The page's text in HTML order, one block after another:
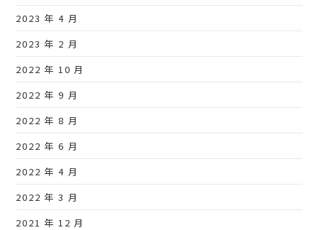
2023 年 4 月
2023 年 2 月
2022 年 10 月
2022 年 9 月
2022 年 8 月
2022 年 6 月
2022 年 4 月
2022 年 3 月
2021 年 12 月